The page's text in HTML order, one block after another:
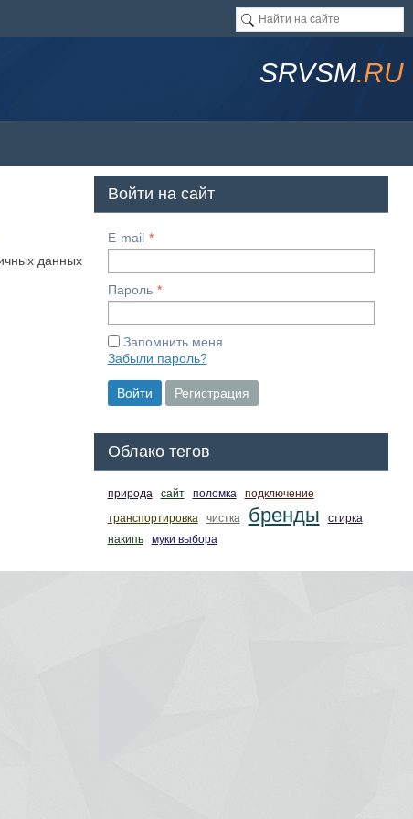
SRVSM.RU
данных
Войти на сайт
E-mail
Пароль
Запомнить меня
Забыли пароль?
Войти Регистрация
Облако тегов
природа сайт поломка
подключение
транспортировка
чистка бренды
стирка
накипь
муки выбора